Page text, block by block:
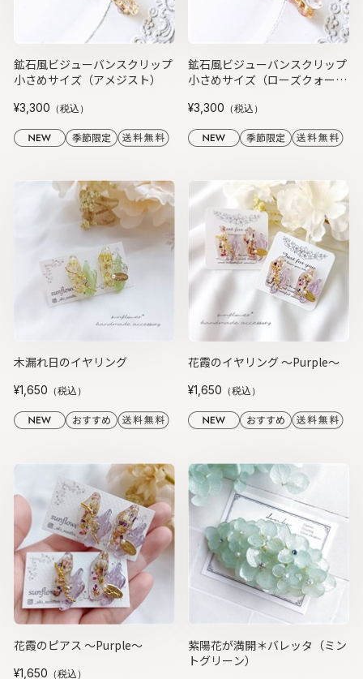
鉱石風ビジューバンスクリップ
小さめサイズ（アメジスト）
¥3,300 （税込）
鉱石風ビジューバンスクリップ
小さめサイズ（ローズクォー
¥3,300 （税込）
木漏れ日のイヤリング
¥1,650 （税込）
花霞のイヤリング ～Purple～
¥1,650 （税込）
花霞のピアス ～Purple～
¥1,650 （税込）
紫陽花が満開＊バレッタ（ミン
トグリーン）